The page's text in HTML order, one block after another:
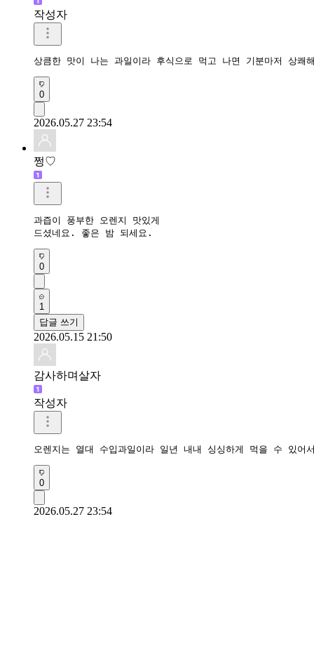
작성자
상큼한 맛이 나는 과일이라 후식으로 먹고 나면 기분마저 상쾌
0
2026.05.27 23:54
쩡♡
과즙이 풍부한 오렌지 맛있게
드셨네요. 좋은 밤 되세요.
0
1
답글 쓰기
2026.05.15 21:50
감사하며살자
작성자
오렌지는 열대 수입과일이라 일년 내내 싱싱하게 먹을 수 있어
0
2026.05.27 23:54